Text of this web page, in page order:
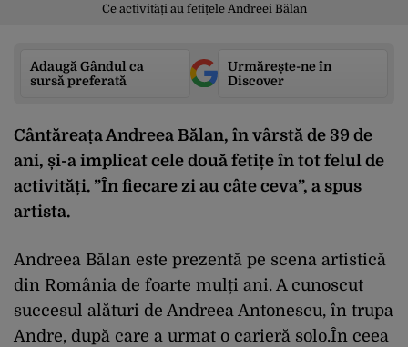
Ce activități au fetițele Andreei Bălan
Adaugă Gândul ca
sursă preferată
Urmărește-ne în
Discover
Cântăreața Andreea Bălan, în vârstă de 39 de
ani, și-a implicat cele două fetițe în tot felul de
activități. ”În fiecare zi au câte ceva”, a spus
artista.
Andreea Bălan este prezentă pe scena artistică
din România de foarte mulți ani. A cunoscut
succesul alături de Andreea Antonescu, în trupa
Andre, după care a urmat o carieră solo.În ceea